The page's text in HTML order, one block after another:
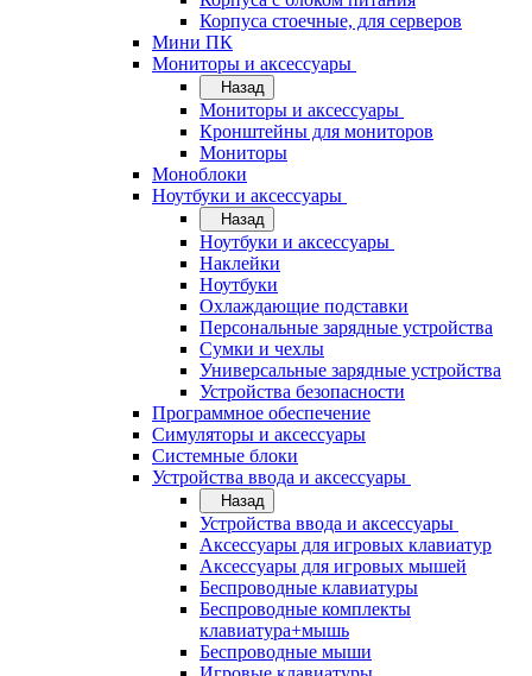
Корпуса стоечные, для серверов
Мини ПК
Мониторы и аксессуары
Назад
Мониторы и аксессуары
Кронштейны для мониторов
Мониторы
Моноблоки
Ноутбуки и аксессуары
Назад
Ноутбуки и аксессуары
Наклейки
Ноутбуки
Охлаждающие подставки
Персональные зарядные устройства
Сумки и чехлы
Универсальные зарядные устройства
Устройства безопасности
Программное обеспечение
Симуляторы и аксессуары
Системные блоки
Устройства ввода и аксессуары
Назад
Устройства ввода и аксессуары
Аксессуары для игровых клавиатур
Аксессуары для игровых мышей
Беспроводные клавиатуры
Беспроводные комплекты
клавиатура+мышь
Беспроводные мыши